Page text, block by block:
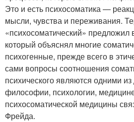
Это и есть психосоматика —
мысли, чувства и переживания.
«психосоматический» предложил
который объяснял многие
психогенные, прежде всего в
сами вопросы соотношения
психического являются одними
философии, психологии,
психосоматической медицины
Фрейда.